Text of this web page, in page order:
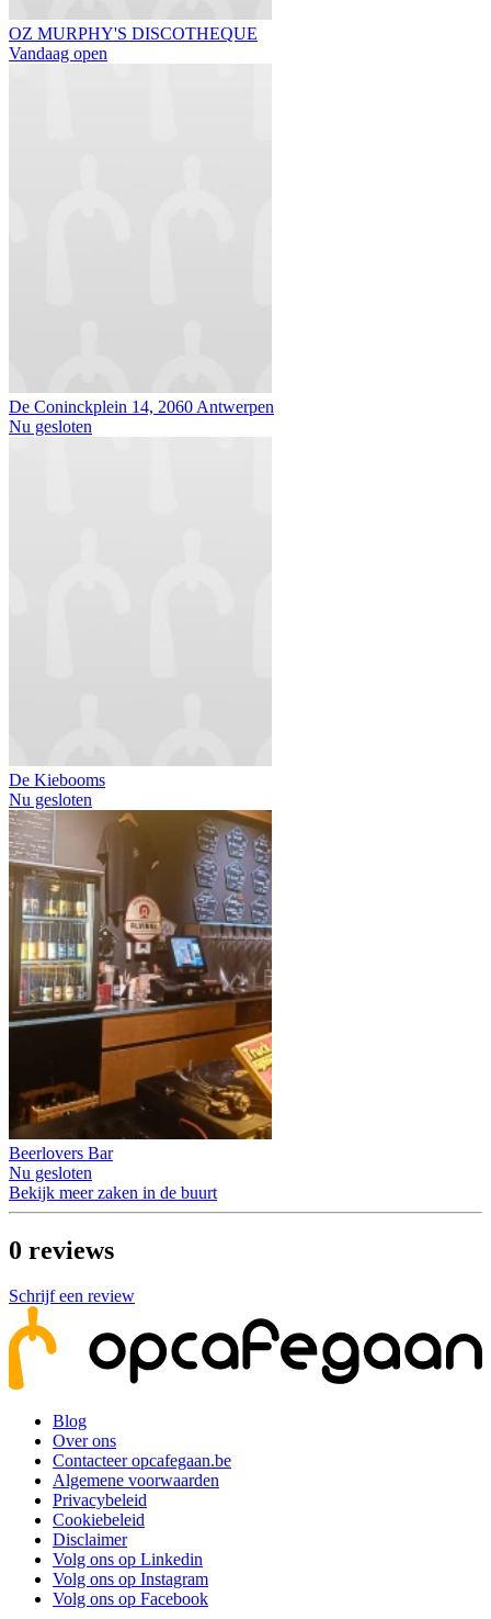
OZ MURPHY'S DISCOTHEQUE
Vandaag open
De Coninckplein 14, 2060 Antwerpen
Nu gesloten
De Kiebooms
Nu gesloten
Beerlovers Bar
Nu gesloten
Bekijk meer zaken in de buurt
0 reviews
Schrijf een review
Blog
Over ons
Contacteer opcafegaan.be
Algemene voorwaarden
Privacybeleid
Cookiebeleid
Disclaimer
Volg ons op Linkedin
Volg ons op Instagram
Volg ons op Facebook